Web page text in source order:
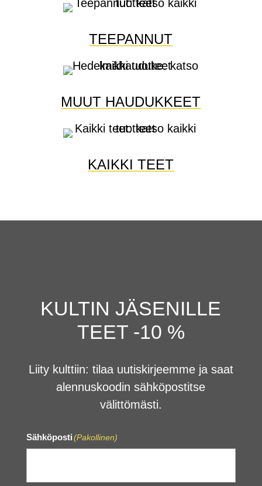
TEEPANNUT
MUUT HAUDUKKEET
KAIKKI TEET
KULTIN JÄSENILLE
TEET -10 %
Liity kulttiin: tilaa uutiskirjeemme ja saat
alennuskoodin sähköpostitse
välittömästi.
Sähköposti(Pakollinen)